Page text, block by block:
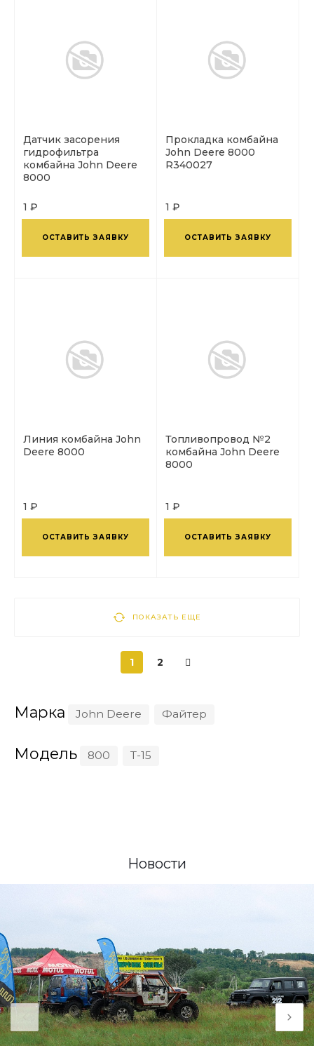
Датчик засорения
гидрофильтра
комбайна John Deere
8000
1 ₽
ОСТАВИТЬ ЗАЯВКУ
Прокладка комбайна
John Deere 8000
R340027
1 ₽
ОСТАВИТЬ ЗАЯВКУ
Линия комбайна John
Deere 8000
1 ₽
ОСТАВИТЬ ЗАЯВКУ
Топливопровод №2
комбайна John Deere
8000
1 ₽
ОСТАВИТЬ ЗАЯВКУ
ПОКАЗАТЬ ЕЩЕ
1 2
Марка John Deere Файтер
Модель 800 Т-15
Новости